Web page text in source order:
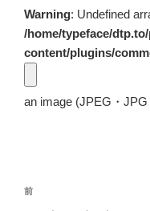
Warning: Undefined
/home/typeface/
content/plugins/
an image (JPEG・
投
前
前